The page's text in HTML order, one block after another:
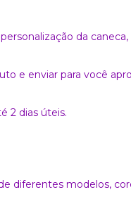
da
e enviar para você
2 dias úteis.
diferentes modelos,